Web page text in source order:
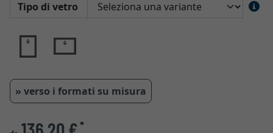
Tipo di vetro
» verso i formati su misura
*